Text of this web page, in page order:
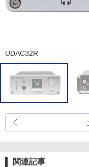
UDAC32R
関連記事